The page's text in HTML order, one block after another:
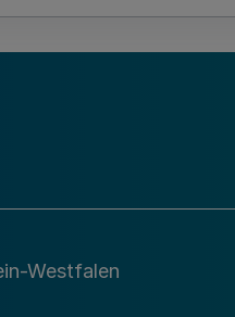
in Teil 1
Westfalen